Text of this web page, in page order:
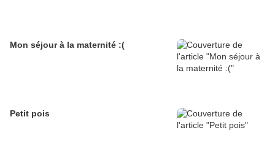
Mon séjour à la maternité :(
Petit pois